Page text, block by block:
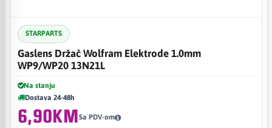
STARPARTS
Gaslens Držač Wolfram Elektrode 1.0mm
WP9/WP20 13N21L
Na stanju
Dostava 24-48h
6,90KMSa PDV-om